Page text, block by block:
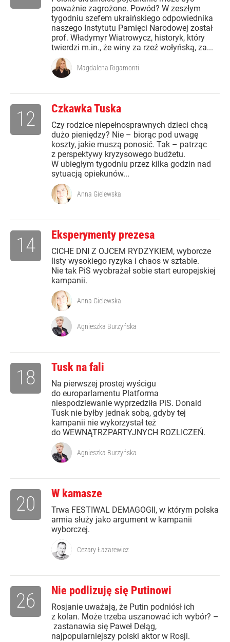
poważnie zagrożone. Powód? W zeszłym
tygodniu szefem ukraińskiego odpowiednika
naszego Instytutu Pamięci Narodowej został
prof. Władymyr Wiatrowycz, historyk, który
twierdzi m.in., że winy za rzeź wołyńską, za...
Magdalena Rigamonti
Czkawka Tuska
Czy rodzice niepełnosprawnych dzieci chcą
dużo pieniędzy? Nie – biorąc pod uwagę
koszty, jakie muszą ponosić. Tak – patrząc
z perspektywy kryzysowego budżetu.
W ubiegłym tygodniu przez kilka godzin nad
sytuacją opiekunów...
12
Anna Gielewska
Eksperymenty prezesa
CICHE DNI Z OJCEM RYDZYKIEM, wyborcze
listy wysokiego ryzyka i chaos w sztabie.
Nie tak PiS wyobrażał sobie start europejskiej
kampanii.
14
Anna Gielewska
Agnieszka Burzyńska
Tusk na fali
Na pierwszej prostej wyścigu
do europarlamentu Platforma
niespodziewanie wyprzedziła PiS. Donald
Tusk nie byłby jednak sobą, gdyby tej
kampanii nie wykorzystał też
do WEWNĄTRZPARTYJNYCH ROZLICZEŃ.
18
Agnieszka Burzyńska
W kamasze
Trwa FESTIWAL DEMAGOGII, w którym polska
armia służy jako argument w kampanii
wyborczej.
20
Cezary Łazarewicz
Nie podlizuję się Putinowi
Rosjanie uważają, że Putin podniósł ich
z kolan. Może trzeba uszanować ich wybór? –
zastanawia się Paweł Deląg,
najpopularniejszy polski aktor w Rosji.
26